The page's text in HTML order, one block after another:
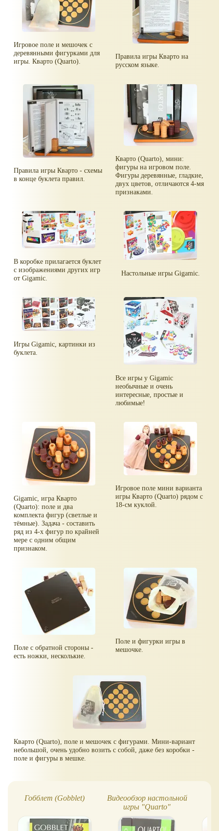
Игровое поле и мешочек с
деревянными фигурками для
игры. Кварто (Quarto).
Правила игры Кварто на
русском языке.
Правила игры Кварто - схемы
в конце буклета правил.
Кварто (Quarto), мини:
фигуры на игровом поле.
Фигуры деревянные, гладкие,
двух цветов, отличаются 4-мя
признаками.
В коробке прилагается буклет
с изображениями других игр
от Gigamic.
Настольные игры Gigamic.
Игры Gigamic, картинки из
буклета.
Все игры у Gigamic
необычные и очень
интересные, простые и
любимые!
Gigamic, игра Кварто
(Quarto): поле и два
комплекта фигур (светлые и
тёмные). Задача - составить
ряд из 4-х фигур по крайней
мере с одним общим
признаком.
Игровое поле мини варианта
игры Кварто (Quarto) рядом с
18-см куклой.
Поле с обратной стороны -
есть ножки, несколькие.
Поле и фигурки игры в
мешочке.
Кварто (Quarto), поле и мешочек с фигурами. Мини-вариант
небольшой, очень удобно возить с собой, даже без коробки -
поле и фигуры в мешке.
Гобблет (Gobblet)
Видеообзор настольной
игры "Quarto"